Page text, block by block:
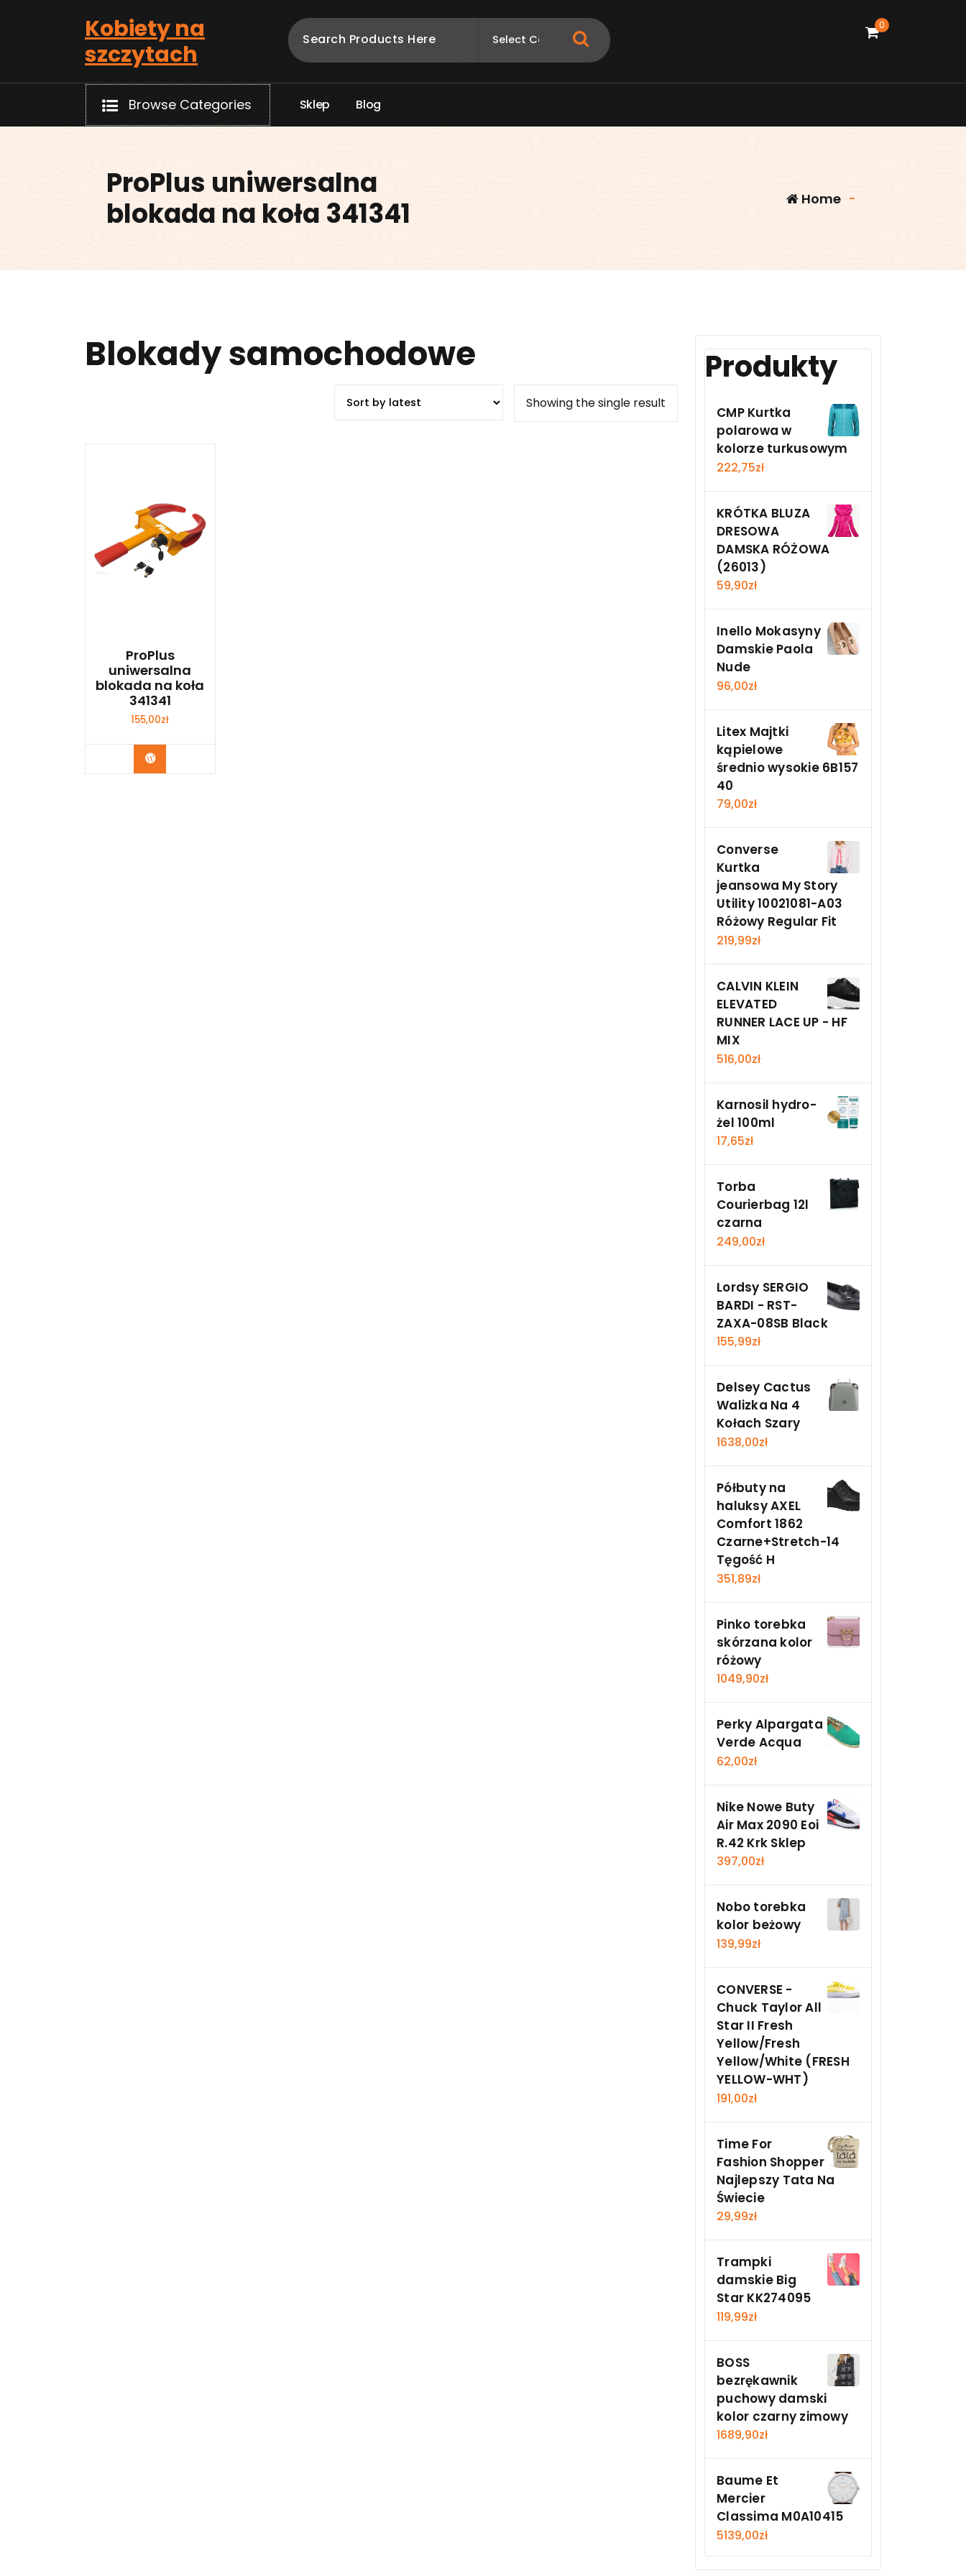
Kobiety na
szczytach
0
Browse Categories Sklep Blog
ProPlus uniwersalna
blokada na koła 341341
Home -
Blokady samochodowe
Showing the single result
ProPlus
uniwersalna
blokada na koła
341341
155,00zł
Kup Teraz
Produkty
CMP Kurtka
polarowa w
kolorze turkusowym
222,75zł
KRÓTKA BLUZA
DRESOWA
DAMSKA RÓŻOWA
(26013)
59,90zł
Inello Mokasyny
Damskie Paola
Nude
96,00zł
Litex Majtki
kąpielowe
średnio wysokie 6B157
40
79,00zł
Converse
Kurtka
jeansowa My Story
Utility 10021081-A03
Różowy Regular Fit
219,99zł
CALVIN KLEIN
ELEVATED
RUNNER LACE UP - HF
MIX
516,00zł
Karnosil hydro-
żel 100ml
17,65zł
Torba
Courierbag 12l
czarna
249,00zł
Lordsy SERGIO
BARDI - RST-
ZAXA-08SB Black
155,99zł
Delsey Cactus
Walizka Na 4
Kołach Szary
1638,00zł
Półbuty na
haluksy AXEL
Comfort 1862
Czarne+Stretch-14
Tęgość H
351,89zł
Pinko torebka
skórzana kolor
różowy
1049,90zł
Perky Alpargata
Verde Acqua
62,00zł
Nike Nowe Buty
Air Max 2090 Eoi
R.42 Krk Sklep
397,00zł
Nobo torebka
kolor beżowy
139,99zł
CONVERSE -
Chuck Taylor All
Star II Fresh
Yellow/Fresh
Yellow/White (FRESH
YELLOW-WHT)
191,00zł
Time For
Fashion Shopper
Najlepszy Tata Na
Świecie
29,99zł
Trampki
damskie Big
Star KK274095
119,99zł
BOSS
bezrękawnik
puchowy damski
kolor czarny zimowy
1689,90zł
Baume Et
Mercier
Classima M0A10415
5139,00zł